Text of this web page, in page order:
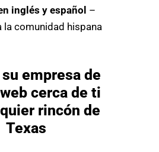
inglés y español –
la comunidad hispana
empresa de
cerca de ti
rincón de
Texas